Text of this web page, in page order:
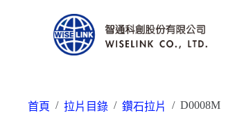
首頁 / 拉片目錄 / 鑽石拉片 / D0008M